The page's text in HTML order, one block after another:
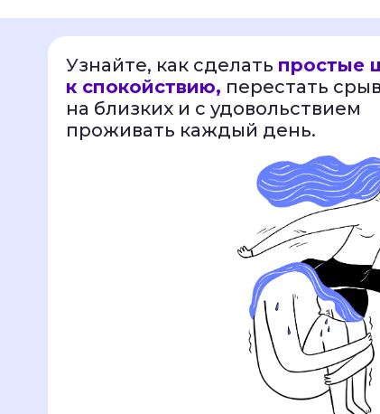
Узнайте, как сделать простые
к спокойствию, перестать
на близких и с удовольствием
проживать каждый день.